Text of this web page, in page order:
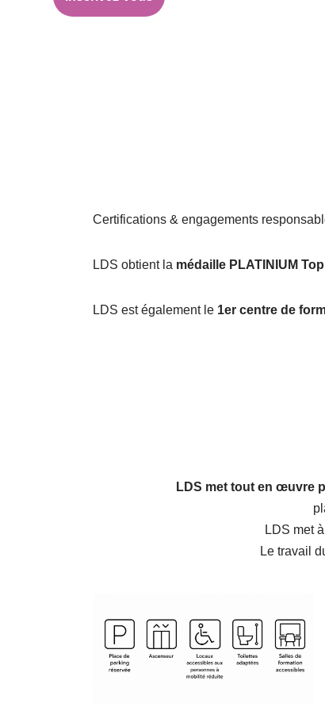
Certifications & engagements
LDS obtient la médaille PLATINIUM
LDS est également le 1er centre de
LDS met tout en œuvre
LDS met
Le travail